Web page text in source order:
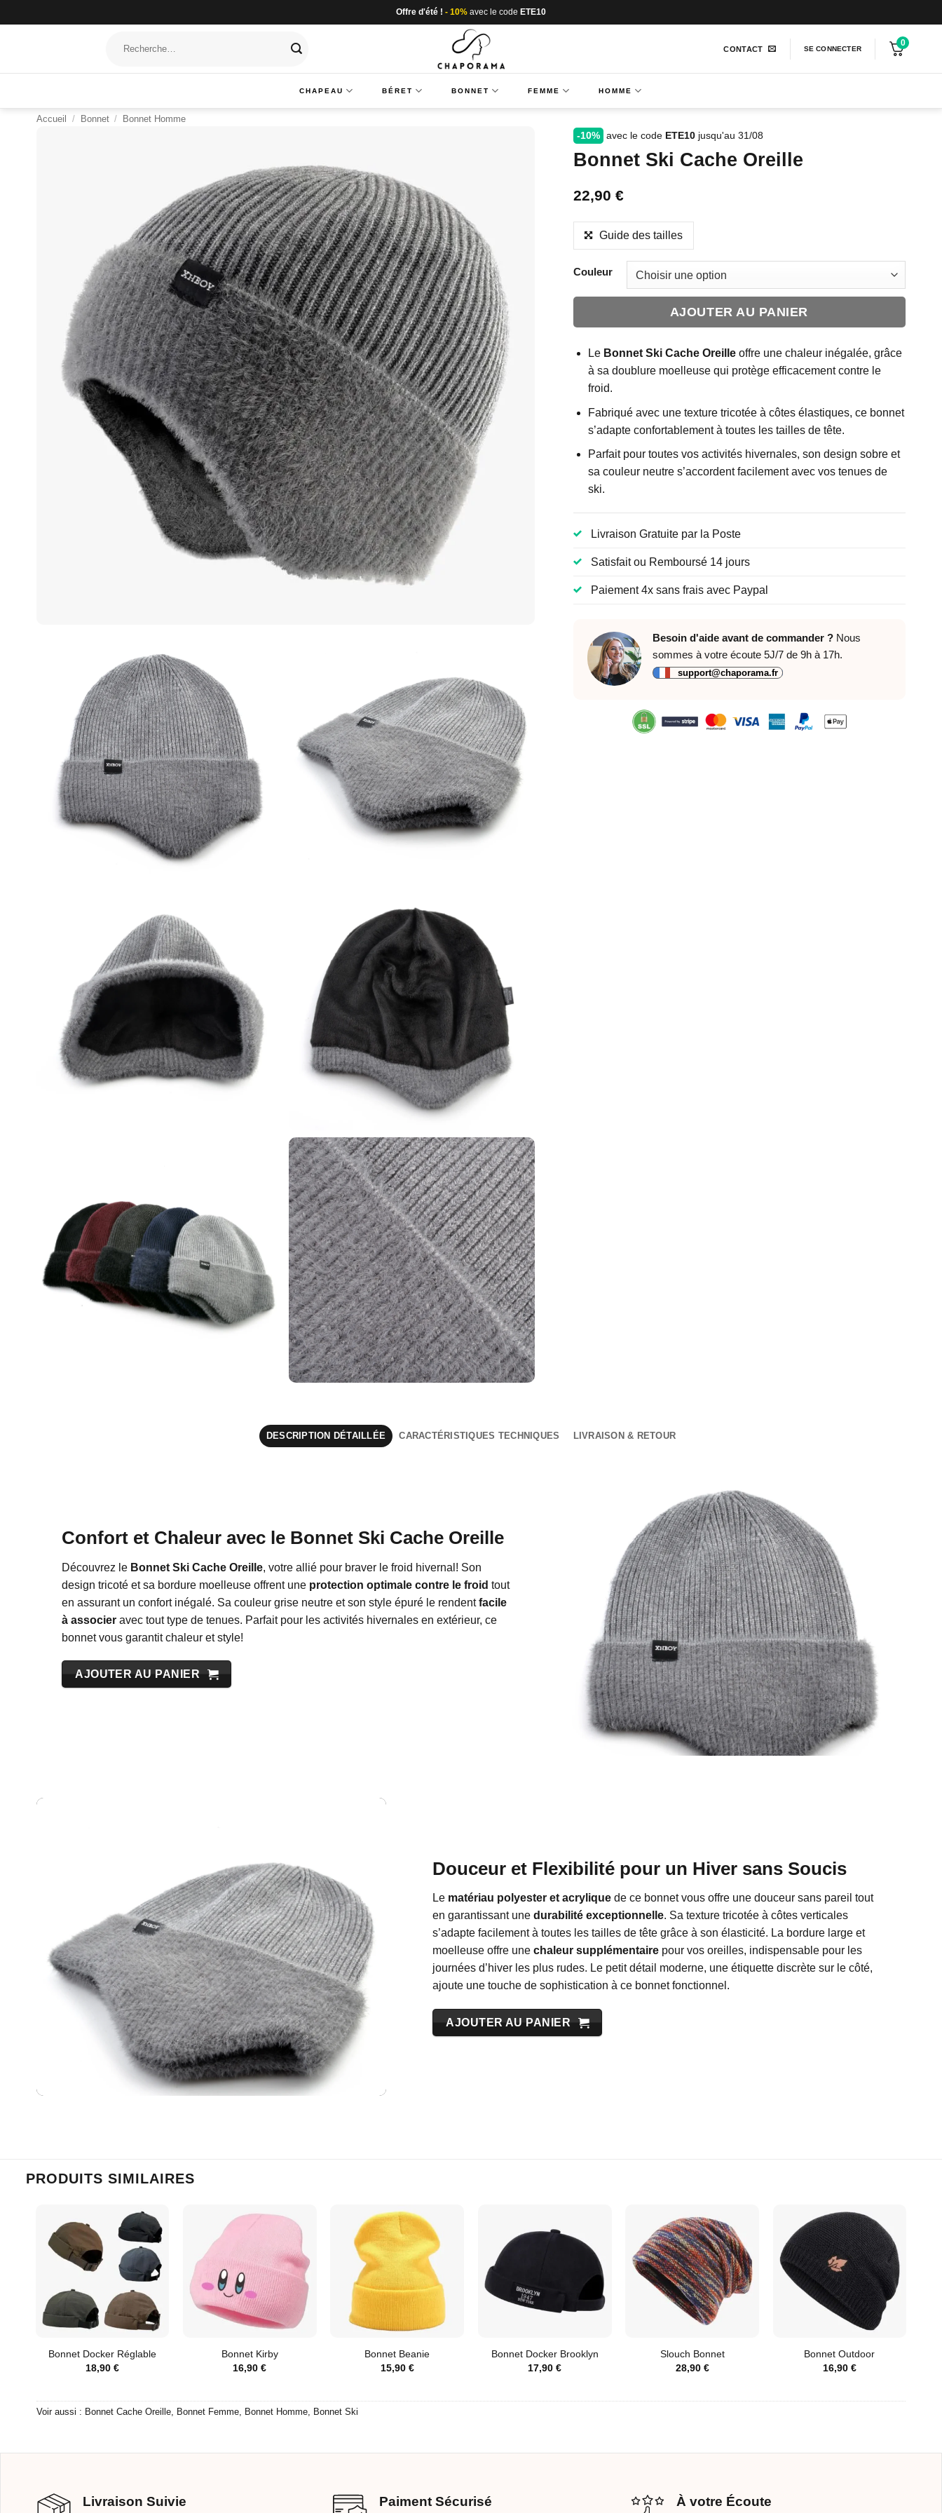
au
Offre d'été ! - 10% avec le code ETE10
pour :
CONTACT SE CONNECTER
0
CHAPEAU BÉRET BONNET FEMME HOMME
Accueil / Bonnet / Bonnet Homme
-10% avec le code ETE10jusqu'au 31/08
Bonnet Ski Cache Oreille
22,90 €
Guide des tailles
Couleur
AJOUTER AU PANIER
Le Bonnet Ski Cache Oreilleoffre une chaleur inégalée, grâce
à sa doublure moelleuse qui protège efficacement contre le
froid.
Fabriqué avec une texture tricotée à côtes élastiques, ce bonnet
s’adapte confortablement à toutes les tailles de tête.
Parfait pour toutes vos activités hivernales, son design sobre et
sa couleur neutre s’accordent facilement avec vos tenues de
ski.
Livraison Gratuite par la Poste
Satisfait ou Remboursé 14 jours
Paiement 4x sans frais avec Paypal
Besoin d'aide avant de commander ?Nous
sommes à votre écoute 5J/7 de 9h à 17h.
support@chaporama.fr
DESCRIPTION DÉTAILLÉE CARACTÉRISTIQUES TECHNIQUES LIVRAISON & RETOUR
Confort et Chaleur avec le Bonnet Ski Cache Oreille
Découvrez le Bonnet Ski Cache Oreille, votre allié pour braver le froid hivernal! Son
design tricoté et sa bordure moelleuse offrent une protection optimale contre le froid tout
en assurant un confort inégalé. Sa couleur grise neutre et son style épuré le rendentfacile
à associeravec tout type de tenues. Parfait pour les activités hivernales en extérieur, ce
bonnet vous garantit chaleur et style!
AJOUTER AU PANIER
Douceur et Flexibilité pour un Hiver sans Soucis
Le matériau polyester et acryliquede ce bonnet vous offre une douceur sans pareil tout
en garantissant une durabilité exceptionnelle. Sa texture tricotée à côtes verticales
s’adapte facilement à toutes les tailles de tête grâce à son élasticité. La bordure large et
moelleuse offre une chaleur supplémentairepour vos oreilles, indispensable pour les
journées d’hiver les plus rudes. Le petit détail moderne, une étiquette discrète sur le côté,
ajoute une touche de sophistication à ce bonnet fonctionnel.
AJOUTER AU PANIER
PRODUITS SIMILAIRES
Bonnet Docker Réglable
18,90 €
Bonnet Kirby
16,90€
Bonnet Beanie
15,90 €
Bonnet Docker Brooklyn
17,90€
Slouch Bonnet
28,90 €
Bonnet Outdoor
16,90 €
Voir aussi : Bonnet Cache Oreille, Bonnet Femme, Bonnet Homme, Bonnet Ski
Livraison Suivie Paiment Sécurisé À votre Écoute